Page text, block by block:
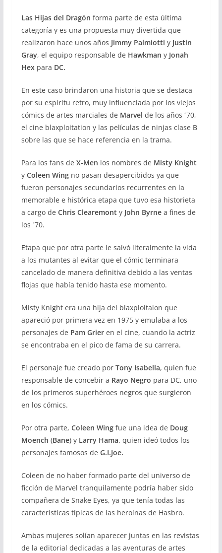
Las Hijas del Dragón forma parte de esta última
categoría y es una propuesta muy divertida que
realizaron hace unos años Jimmy Palmiotti yJustin
Gray, el equipo responsable de Hawkman y Jonah
Hexpara DC.
En este caso brindaron una historia que se destaca
por su espíritu retro, muy influenciada por los viejos
cómics de artes marciales de Marvel de los años ´70,
el cine blaxploitation y las películas de ninjas clase B
sobre las que se hace referencia en la trama.
Para los fans de X-Men los nombres de Misty Knight
y Coleen Wingno pasan desapercibidos ya que
fueron personajes secundarios recurrentes en la
memorable e histórica etapa que tuvo esa historieta
a cargo de Chris Clearemont yJohn Byrnea fines de
los ´70.
Etapa que por otra parte le salvó literalmente la vida
a los mutantes al evitar que el cómic terminara
cancelado de manera definitiva debido a las ventas
flojas que había tenido hasta ese momento.
Misty Knight era una hija del blaxploitaion que
apareció por primera vez en 1975 y emulaba a los
personajes de Pam Grieren el cine, cuando la actriz
se encontraba en el pico de fama de su carrera.
El personaje fue creado por Tony Isabella, quien fue
responsable de concebir a Rayo Negro para DC, uno
de los primeros superhéroes negros que surgieron
en los cómics.
Por otra parte, Coleen Wingfue una idea de Doug
Moench (Bane) y Larry Hama, quien ideó todos los
personajes famosos de G.I.Joe.
Coleen de no haber formado parte del universo de
ficción de Marvel tranquilamente podría haber sido
compañera de Snake Eyes, ya que tenía todas las
características típicas de las heroínas de Hasbro.
Ambas mujeres solían aparecer juntas en las revistas
de la editorial dedicadas a las aventuras de artes